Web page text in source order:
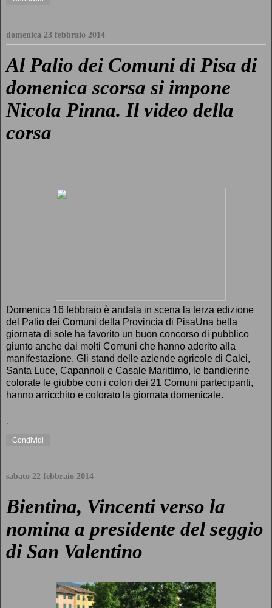
domenica 23 febbraio 2014
Al Palio dei Comuni di Pisa di
domenica scorsa si impone
Nicola Pinna. Il video della
corsa
Domenica 16 febbraio è andata in scena la terza edizione
del Palio dei Comuni della Provincia di PisaUna bella
giornata di sole ha favorito un buon concorso di pubblico
giunto anche dai molti Comuni che hanno aderito alla
manifestazione. Gli stand delle aziende agricole di Calci,
Santa Luce, Capannoli e Casale Marittimo, le bandierine
colorate le giubbe con i colori dei 21 Comuni partecipanti,
hanno arricchito e colorato la giornata domenicale.
Condividi
sabato 22 febbraio 2014
Bientina, Vincenti verso la
nomina a presidente del seggio
di San Valentino